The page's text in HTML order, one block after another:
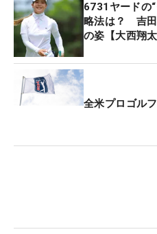
6731ヤードの
略法は？ 吉田
の姿【大西翔
全米プロゴル